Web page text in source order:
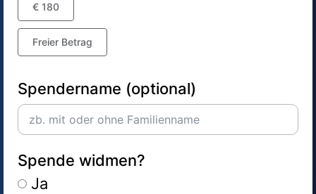
€ 180
Freier Betrag
Spendername (optional)
Spende widmen?
Ja